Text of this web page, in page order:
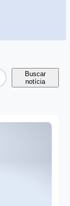
Buscar
notícia